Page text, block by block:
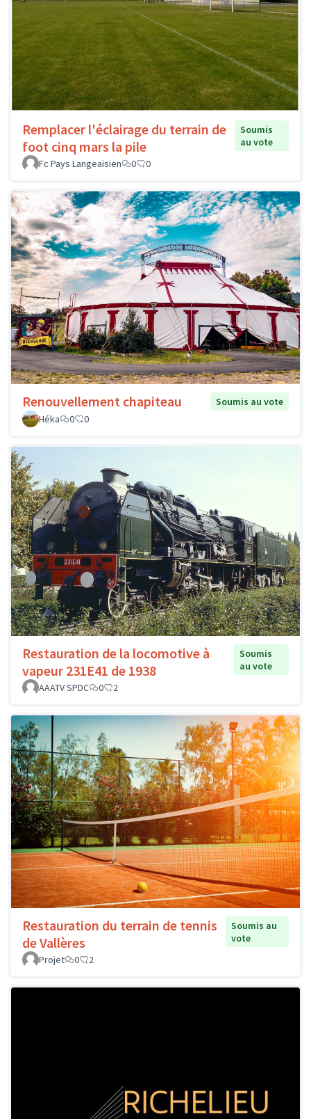
Remplacer l'éclairage du terrain de
foot cinq mars la pile
Soumis
au vote
Fc Pays Langeaisien
0 0
Renouvellement chapiteau
Soumis au vote
Héka
0 0
Restauration de la locomotive à
vapeur 231E41 de 1938
Soumis
au vote
AAATV SPDC
0 2
Restauration du terrain de tennis
de Vallères
Soumis au
vote
Projet
0 2